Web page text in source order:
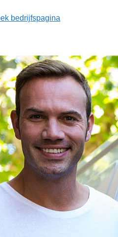
bedrijfspagina